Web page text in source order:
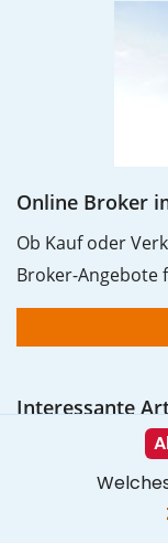
Online Broker
Ob Kauf oder
Broker-Angebote
Interessante